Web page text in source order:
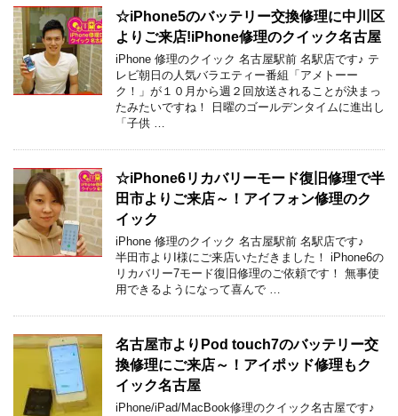
☆iPhone5のバッテリー交換修理に中川区
よりご来店!iPhone修理のクイック名古屋
iPhone 修理のクイック 名古屋駅前 名駅店です♪ テ
レビ朝日の人気バラエティー番組「アメトーー
ク！」が１０月から週２回放送されることが決まっ
たみたいですね！ 日曜のゴールデンタイムに進出し
「子供 …
☆iPhone6リカバリーモード復旧修理で半
田市よりご来店～！アイフォン修理のク
イック
iPhone 修理のクイック 名古屋駅前 名駅店です♪
半田市よりI様にご来店いただきました！ iPhone6の
リカバリー7モード復旧修理のご依頼です！ 無事使
用できるようになって喜んで …
名古屋市よりPod touch7のバッテリー交
換修理にご来店～！アイポッド修理もク
イック名古屋
iPhone/iPad/MacBook修理のクイック名古屋です♪